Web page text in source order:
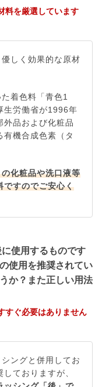
料を厳選しています
しく効果的な原材
着色料「青色1
生労働省が1996年
外品および化粧品
有機合成色素（タ
化粧品や洗口液等
ですのでご安心く
使用するものです
使用を推奨されてい
か？また正しい用法
すぐ必要はありません
ングと併用してお
ておりますが、